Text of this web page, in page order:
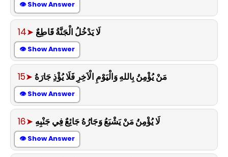
👁 Show Answer
14➤ لَا يَدْخُلُ الْجَنَّةُ قَاطِعٌ
👁 Show Answer
15➤ مَنْ يُؤْمِنُ بِاللهِ وَالْيَوْمِ الْاَخِرِ فَلَا يُؤْذِ جَارَهُ
👁 Show Answer
16➤ لَا يُؤْمِنُ مَنْ يَشْبَعُ وَجَارُهُ جَائِعٌ فِي جَنْبِهِ
👁 Show Answer